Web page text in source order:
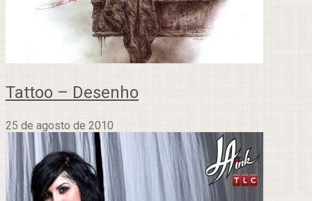
Tattoo – Desenho
25 de agosto de 2010